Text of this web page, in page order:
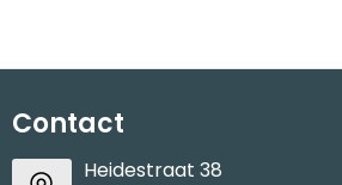
Contact
Heidestraat 38